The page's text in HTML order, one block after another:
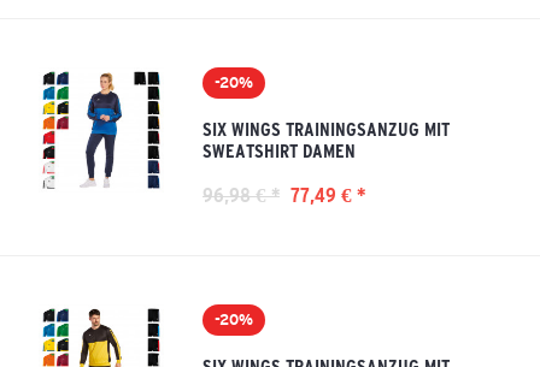
-20%
SIX WINGS TRAININGSANZUG MIT
SWEATSHIRT DAMEN
96,98 € * 77,49 € *
-20%